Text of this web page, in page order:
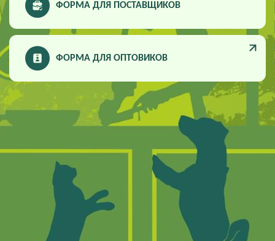
ФОРМА ДЛЯ ПОСТАВЩИКОВ
ФОРМА ДЛЯ ОПТОВИКОВ